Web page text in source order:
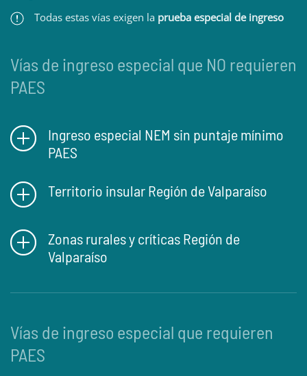
Todas estas vías exigen la prueba especial de ingreso
Vías de ingreso especial que NO requieren
PAES
Ingreso especial NEM sin puntaje mínimo
PAES
Territorio insular Región de Valparaíso
Zonas rurales y críticas Región de
Valparaíso
Vías de ingreso especial que requieren
PAES